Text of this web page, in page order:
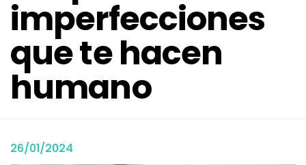
imperfecciones
que te hacen
humano
26/01/2024